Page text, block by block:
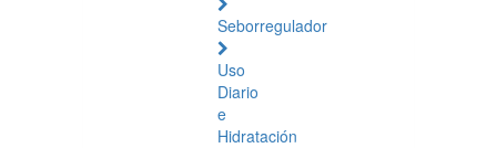
Seborregulador
Uso
Diario
e
Hidratación